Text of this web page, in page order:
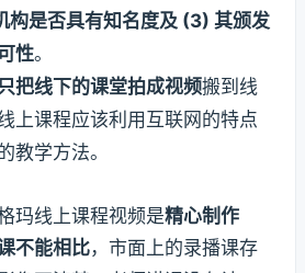
构是否具有知名度及 (3) 其颁发
性。
把线下的课堂拍成视频搬到线
上课程应该利用互联网的特点
教学方法。
玛线上课程视频是精心制作
不能相比，市面上的录播课存